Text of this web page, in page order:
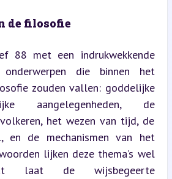
de filosofie
88 met een indrukwekkende
onderwerpen die binnen het
zouden vallen: goddelijke
aangelegenheden, de
het wezen van tijd, de
en de mechanismen van het
lijken deze thema’s wel
laat de wijsbegeerte